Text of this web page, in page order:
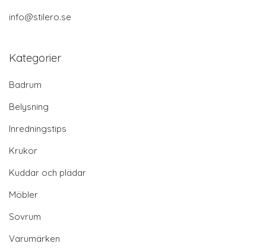
info@stilero.se
Kategorier
Badrum
Belysning
Inredningstips
Krukor
Kuddar och plädar
Möbler
Sovrum
Varumärken